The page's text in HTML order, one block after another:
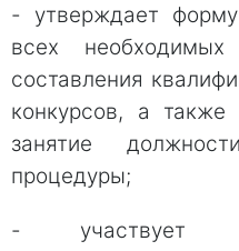
- утверждает
всех необходимых
составления
конкурсов, а также
занятие
процедуры;
- участвует